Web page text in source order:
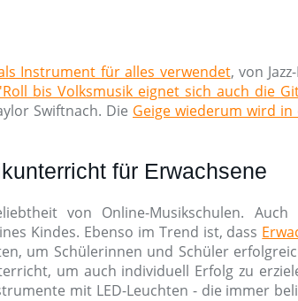
Instrument für alles verwendet, von
bis Volksmusik eignet sich auch die
Swiftnach. Die Geige wiederum wird
für Erwachsene
von Online-Musikschulen. Auch
Kindes. Ebenso im Trend ist, dass
um Schülerinnen und Schüler
um auch individuell Erfolg zu
mit LED-Leuchten - die immer